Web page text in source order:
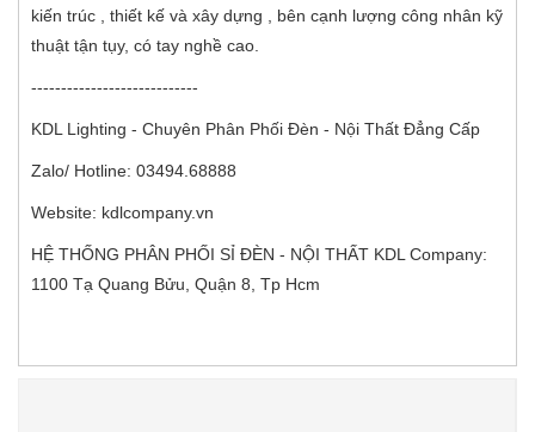
kiến trúc , thiết kế và xây dựng , bên cạnh lượng công nhân kỹ
thuật tận tụy, có tay nghề cao.
----------------------------
KDL Lighting - Chuyên Phân Phối Đèn - Nội Thất Đẳng Cấp
Zalo/ Hotline: 03494.68888
Website: kdlcompany.vn
HỆ THỐNG PHÂN PHỐI SỈ ĐÈN - NỘI THẤT KDL Company:
1100 Tạ Quang Bửu, Quận 8, Tp Hcm